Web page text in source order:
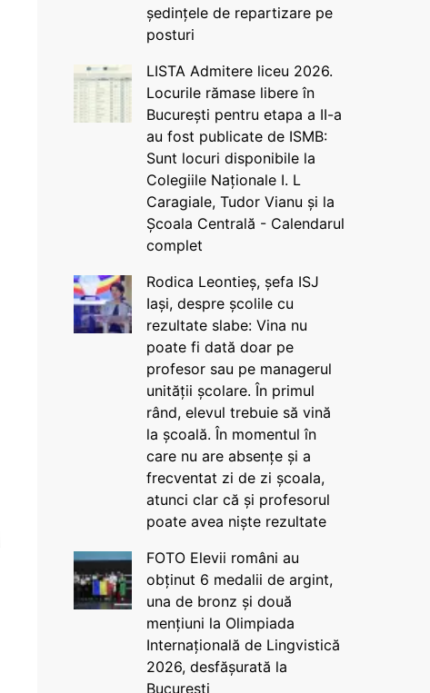
ședințele de repartizare pe
posturi
LISTA Admitere liceu 2026.
Locurile rămase libere în
București pentru etapa a II-a
au fost publicate de ISMB:
Sunt locuri disponibile la
Colegiile Naționale I. L
Caragiale, Tudor Vianu și la
Școala Centrală - Calendarul
complet
Rodica Leontieș, șefa ISJ
Iași, despre școlile cu
rezultate slabe: Vina nu
poate fi dată doar pe
profesor sau pe managerul
unității școlare. În primul
rând, elevul trebuie să vină
la școală. În momentul în
care nu are absențe și a
frecventat zi de zi școala,
atunci clar că și profesorul
poate avea niște rezultate
FOTO Elevii români au
obținut 6 medalii de argint,
una de bronz și două
mențiuni la Olimpiada
Internațională de Lingvistică
2026, desfășurată la
București